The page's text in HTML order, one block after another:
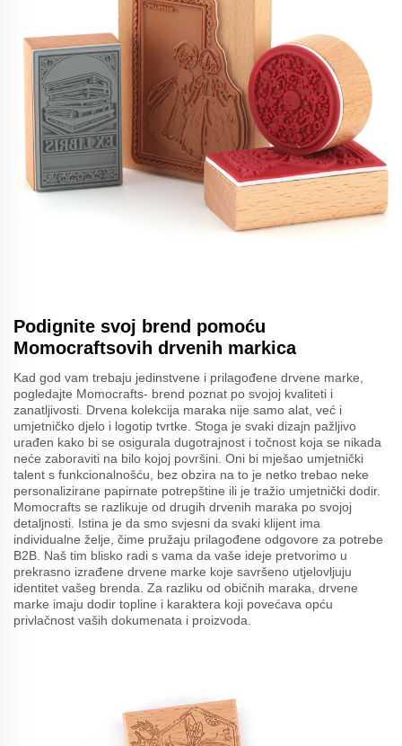
Podignite svoj brend pomoću
Momocraftsovih drvenih markica
Kad god vam trebaju jedinstvene i prilagođene drvene marke,
pogledajte Momocrafts- brend poznat po svojoj kvaliteti i
zanatljivosti. Drvena kolekcija maraka nije samo alat, već i
umjetničko djelo i logotip tvrtke. Stoga je svaki dizajn pažljivo
urađen kako bi se osigurala dugotrajnost i točnost koja se nikada
neće zaboraviti na bilo kojoj površini. Oni bi mješao umjetnički
talent s funkcionalnošću, bez obzira na to je netko trebao neke
personalizirane papirnate potrepštine ili je tražio umjetnički dodir.
Momocrafts se razlikuje od drugih drvenih maraka po svojoj
detaljnosti. Istina je da smo svjesni da svaki klijent ima
individualne želje, čime pružaju prilagođene odgovore za potrebe
B2B. Naš tim blisko radi s vama da vaše ideje pretvorimo u
prekrasno izrađene drvene marke koje savršeno utjelovljuju
identitet vašeg brenda. Za razliku od običnih maraka, drvene
marke imaju dodir topline i karaktera koji povećava opću
privlačnost vaših dokumenata i proizvoda.